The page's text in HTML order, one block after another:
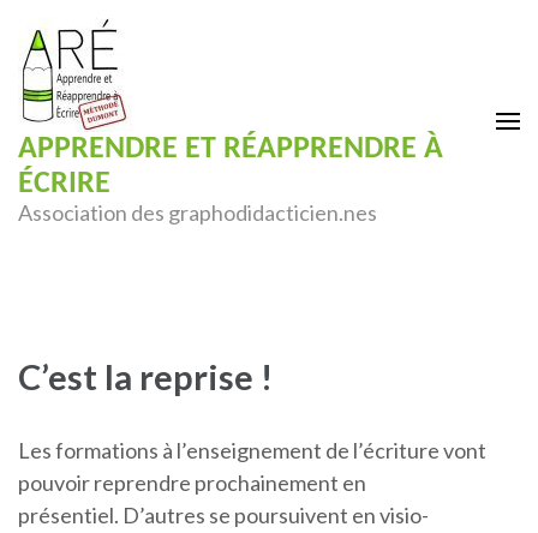
contenu
(Pressez
Entrée)
APPRENDRE ET RÉAPPRENDRE À
ÉCRIRE
Association des graphodidacticien.nes
C’est la reprise !
Les formations à l’enseignement de l’écriture vont
pouvoir reprendre prochainement en
présentiel. D’autres se poursuivent en visio-